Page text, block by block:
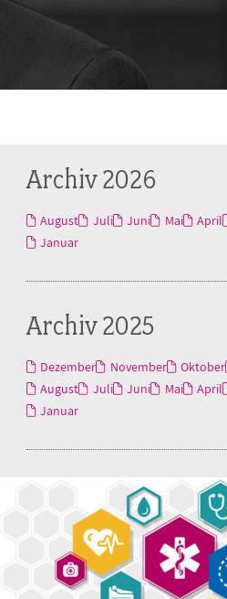
Archiv 2026
August Juli Juni Mai April
Januar
Archiv 2025
Dezember November Oktober
August
Juli Juni Mai April
Januar